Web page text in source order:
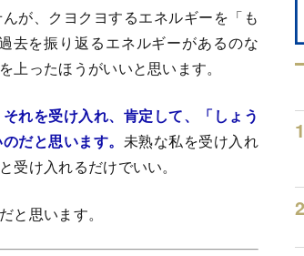
が、クヨクヨするエネルギーを「も
去を振り返るエネルギーがあるのな
ったほうがいいと思います。
れを受け入れ、肯定して、「しょう
だと思います。 未熟な私を受け入れ
け入れるだけでいい。
思います。